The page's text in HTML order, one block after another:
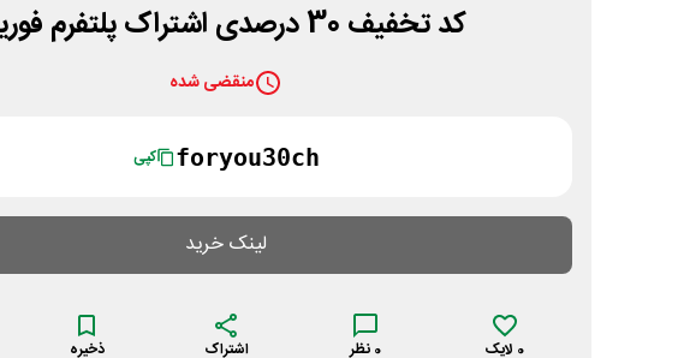
کد تخفیف 30 درصدی اشتراک پلتفرم فوریو
منقضی شده
foryou30ch کپی
لینک خرید
0 لایک 0 نظر اشتراک ذخیره